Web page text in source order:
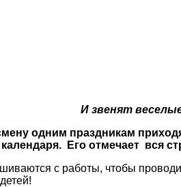
И звенят
одним праздникам
Его отмечает вся
с работы, чтобы